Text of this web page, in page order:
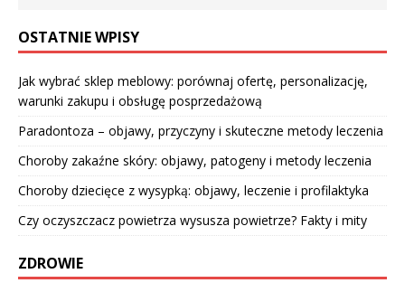
OSTATNIE WPISY
Jak wybrać sklep meblowy: porównaj ofertę, personalizację,
warunki zakupu i obsługę posprzedażową
Paradontoza – objawy, przyczyny i skuteczne metody leczenia
Choroby zakaźne skóry: objawy, patogeny i metody leczenia
Choroby dziecięce z wysypką: objawy, leczenie i profilaktyka
Czy oczyszczacz powietrza wysusza powietrze? Fakty i mity
ZDROWIE